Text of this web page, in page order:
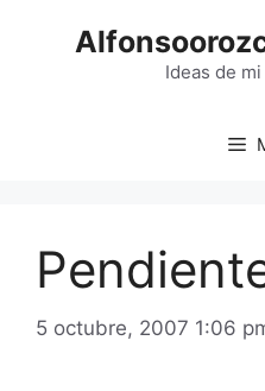
Ideas de
5 octubre, 2007 1:06